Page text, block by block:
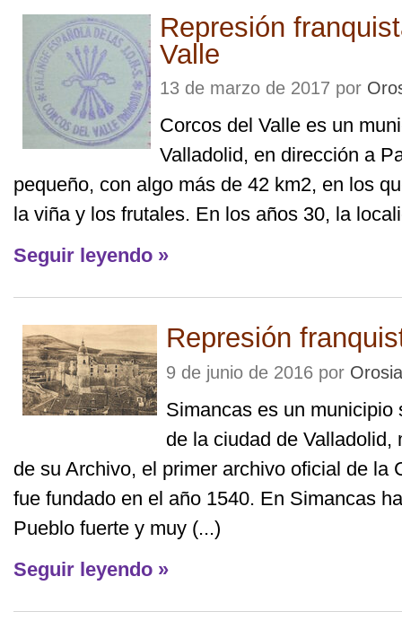
Represión
Valle
13 de marzo de 2017 por
Corcos del Valle es un
Valladolid, en dirección a
pequeño, con algo más de 42 km2, en los
la viña y los frutales. En los años 30, la
Seguir leyendo »
Represión
9 de junio de 2016 por
Simancas es un municipio
de la ciudad de Valladolid,
de su Archivo, el primer archivo oficial de la
fue fundado en el año 1540. En Simancas
Pueblo fuerte y muy (...)
Seguir leyendo »